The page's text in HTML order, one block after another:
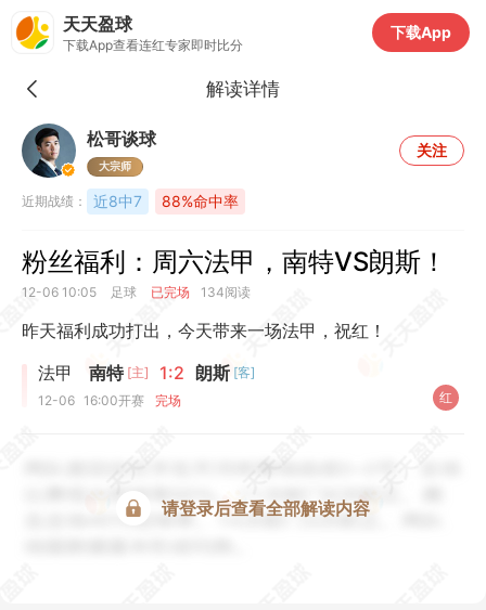
天天盈球
下载App查看连红专家即时比分
下载App
解读详情
松哥谈球
大宗师
关注
近期战绩： 近8中7 88%命中率
粉丝福利：周六法甲，南特VS朗斯！
12-06 10:05 足球 已完场 134阅读
昨天福利成功打出，今天带来一场法甲，祝红！
红
法甲 南特 [主] 1:2 朗斯 [客]
12-06 16:00开赛 完场
请登录后查看全部解读内容